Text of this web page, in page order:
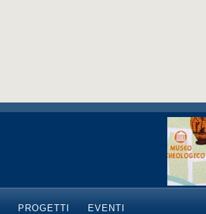
PROGETTI EVENTI